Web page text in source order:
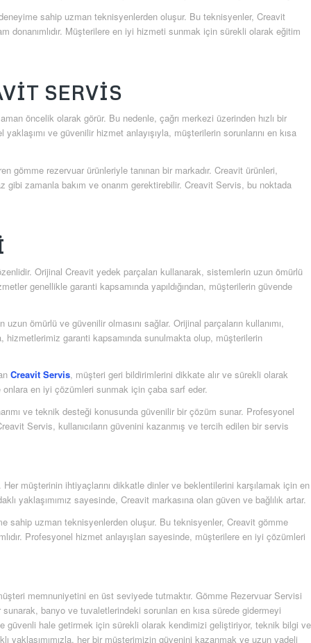
sahip uzman teknisyenlerden oluşur. Bu teknisyenler, Creavit
donanımlıdır. Müşterilere en iyi hizmeti sunmak için sürekli olarak eğitim
SERVIS
öncelik olarak görür. Bu nedenle, çağrı merkezi üzerinden hızlı bir
ve güvenilir hizmet anlayışıyla, müşterilerin sorunlarını en kısa
rezervuar ürünleriyle tanınan bir markadır. Creavit ürünleri,
gibi zamanla bakım ve onarım gerektirebilir. Creavit Servis, bu noktada
Orijinal Creavit yedek parçaları kullanarak, sistemlerin uzun ömürlü
genellikle garanti kapsamında yapıldığından, müşterilerin güvende
ömürlü ve güvenilir olmasını sağlar. Orijinal parçaların kullanımı,
hizmetlerimiz garanti kapsamında sunulmakta olup, müşterilerin
Creavit Servis, müşteri geri bildirimlerini dikkate alır ve sürekli olarak
en iyi çözümleri sunmak için çaba sarf eder.
ve teknik desteği konusunda güvenilir bir çözüm sunar. Profesyonel
Servis, kullanıcıların güvenini kazanmış ve tercih edilen bir servis
müşterinin ihtiyaçlarını dikkatle dinler ve beklentilerini karşılamak için en
yaklaşımımız sayesinde, Creavit markasına olan güven ve bağlılık artar.
sahip uzman teknisyenlerden oluşur. Bu teknisyenler, Creavit gömme
Profesyonel hizmet anlayışları sayesinde, müşterilere en iyi çözümleri
memnuniyetini en üst seviyede tutmaktır. Gömme Rezervuar Servisi
banyo ve tuvaletlerindeki sorunları en kısa sürede gidermeyi
güvenli hale getirmek için sürekli olarak kendimizi geliştiriyor, teknik bilgi ve
yaklaşımımızla, her bir müşterimizin güvenini kazanmak ve uzun vadeli